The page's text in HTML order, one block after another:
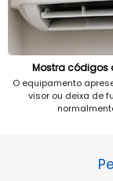
Mostra códigos
O equipamento
visor ou deixa de